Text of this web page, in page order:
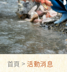
首頁 >活動消息